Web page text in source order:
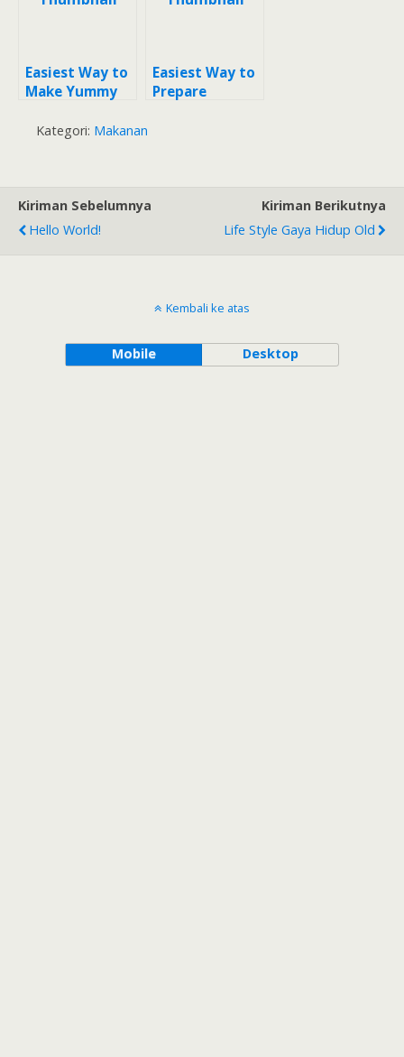
Easiest Way to
Make Yummy
Easiest Way to
Prepare
Kategori: Makanan
Kiriman Sebelumnya
Hello World!
Kiriman Berikutnya
Life Style Gaya Hidup Old
Kembali ke atas
Mobile Desktop